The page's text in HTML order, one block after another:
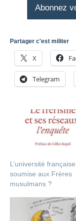
Abonnez
Partager c'est militer
X
Telegram
L’université française
soumise aux Frères
musulmans ?